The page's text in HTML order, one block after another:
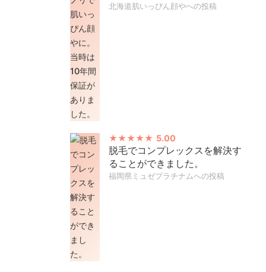
北海道肌いっぴん顔やへの投稿
5.00
脱毛でコンプレックスを解決す
ることができました。
福岡県ミュゼプラチナムへの投稿